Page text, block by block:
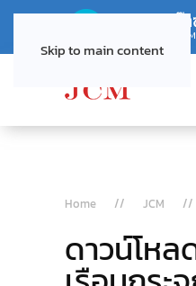
Skip to main content
Home JCM
ดาวน์โหล